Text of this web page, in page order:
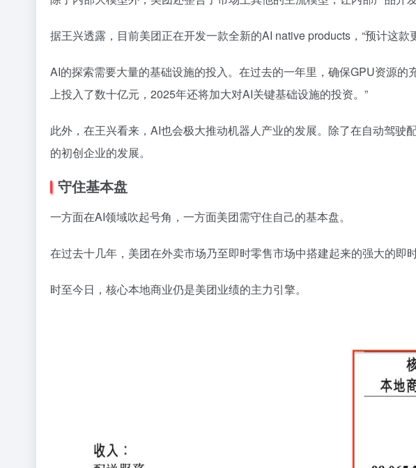
据王兴透露，目前美团正在开发一款全新的AI native products，“预计这
AI的探索需要大量的基础设施的投入。在过去的一年里，确保GPU资源
上投入了数十亿元，2025年还将加大对AI关键基础设施的投资。”
此外，在王兴看来，AI也会极大推动机器人产业的发展。除了在自动驾
的初创企业的发展。
守住基本盘
一方面在AI领域吹起号角，一方面美团需守住自己的基本盘。
在过去十几年，美团在外卖市场乃至即时零售市场中搭建起来的强大的即
时至今日，核心本地商业仍是美团业绩的主力引擎。